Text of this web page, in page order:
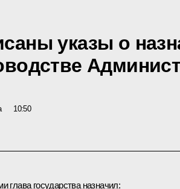
указы о
10:50
глава государства назначил: